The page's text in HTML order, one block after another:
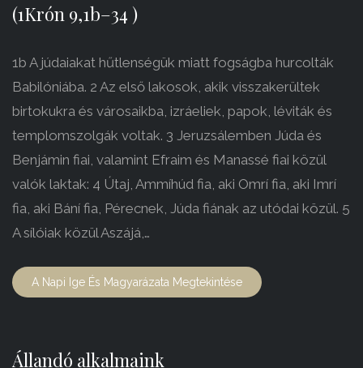
(1Krón 9,1b–34 )
1b A júdaiakat hűtlenségük miatt fogságba hurcolták
Babilóniába. 2 Az első lakosok, akik visszakerültek
birtokukra és városaikba, izráeliek, papok, léviták és
templomszolgák voltak. 3 Jeruzsálemben Júda és
Benjámin fiai, valamint Efraim és Manassé fiai közül
valók laktak: 4 Útaj, Ammíhúd fia, aki Omrí fia, aki Imrí
fia, aki Bání fia, Pérecnek, Júda fiának az utódai közül. 5
A sílóiak közül Aszájá,…
A Napi Ige És Magyarázata Megtekintése
Állandó alkalmaink